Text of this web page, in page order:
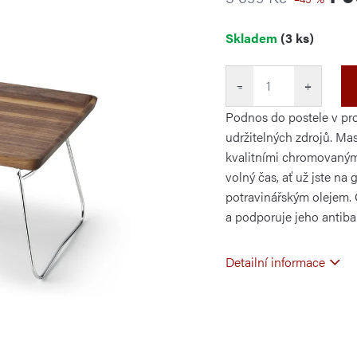
cena:
Skladem (3 ks)
+
−
Podnos do postele v
udržitelných zdrojů.
kvalitními
volný čas, ať už jste na
potravinářským
a podporuje jeho
Detailní informace